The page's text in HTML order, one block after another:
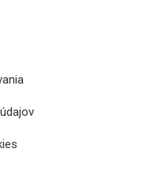
kritizoval
František?